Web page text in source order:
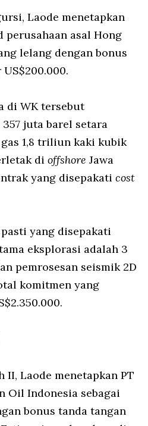
Laode menetapkan
perusahaan asal Hong
lelang dengan bonus
di WK tersebut
juta barel setara
1,8 triliun kaki kubik
di offshore Jawa
yang disepakati cost
yang disepakati
eksplorasi adalah 3
pemrosesan seismik 2D
komitmen yang
II, Laode menetapkan PT
Oil Indonesia sebagai
bonus tanda tangan